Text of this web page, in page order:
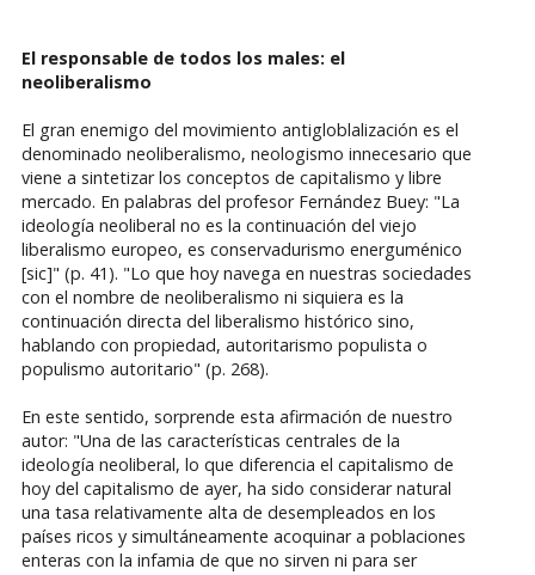
El responsable de todos los males: el
neoliberalismo
El gran enemigo del movimiento antigloblalización es el
denominado neoliberalismo, neologismo innecesario que
viene a sintetizar los conceptos de capitalismo y libre
mercado. En palabras del profesor Fernández Buey: "La
ideología neoliberal no es la continuación del viejo
liberalismo europeo, es conservadurismo energuménico
[sic]" (p. 41). "Lo que hoy navega en nuestras sociedades
con el nombre de neoliberalismo ni siquiera es la
continuación directa del liberalismo histórico sino,
hablando con propiedad, autoritarismo populista o
populismo autoritario" (p. 268).
En este sentido, sorprende esta afirmación de nuestro
autor: "Una de las características centrales de la
ideología neoliberal, lo que diferencia el capitalismo de
hoy del capitalismo de ayer, ha sido considerar natural
una tasa relativamente alta de desempleados en los
países ricos y simultáneamente acoquinar a poblaciones
enteras con la infamia de que no sirven ni para ser